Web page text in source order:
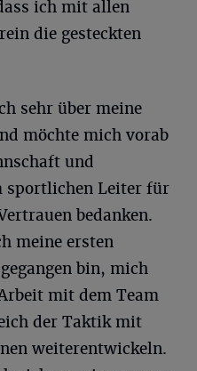
ich mit allen
die gesteckten
sehr über meine
möchte mich vorab
und
sportlichen Leiter für
bedanken.
meine ersten
bin, mich
mit dem Team
der Taktik mit
weiterentwickeln.